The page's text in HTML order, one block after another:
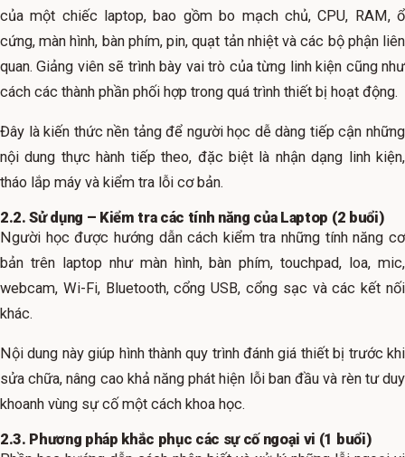
của một chiếc laptop, bao gồm bo mạch chủ, CPU, RAM, ổ
cứng, màn hình, bàn phím, pin, quạt tản nhiệt và các bộ phận liên
quan. Giảng viên sẽ trình bày vai trò của từng linh kiện cũng như
cách các thành phần phối hợp trong quá trình thiết bị hoạt động.
Đây là kiến thức nền tảng để người học dễ dàng tiếp cận những
nội dung thực hành tiếp theo, đặc biệt là nhận dạng linh kiện,
tháo lắp máy và kiểm tra lỗi cơ bản.
2.2. Sử dụng – Kiểm tra các tính năng của Laptop (2 buổi)
Người học được hướng dẫn cách kiểm tra những tính năng cơ
bản trên laptop như màn hình, bàn phím, touchpad, loa, mic,
webcam, Wi-Fi, Bluetooth, cổng USB, cổng sạc và các kết nối
khác.
Nội dung này giúp hình thành quy trình đánh giá thiết bị trước khi
sửa chữa, nâng cao khả năng phát hiện lỗi ban đầu và rèn tư duy
khoanh vùng sự cố một cách khoa học.
2.3. Phương pháp khắc phục các sự cố ngoại vi (1 buổi)